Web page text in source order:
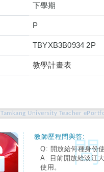
下學期
P
TBYXB3B0934 2P
教學計畫表
Tamkang University Teacher
教師歷程問與答:
Q: 開放給何種身份
A: 目前開放給淡江
使用。